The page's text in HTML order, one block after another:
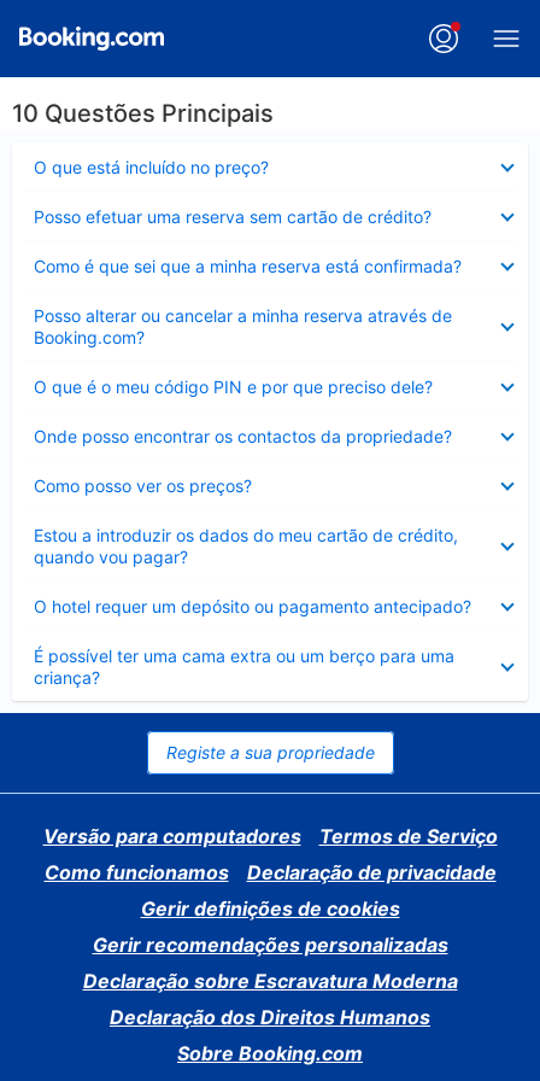
10 Questões Principais
O que está incluído no preço?
fechado
Posso efetuar uma reserva sem cartão de crédito?
fechado
Como é que sei que a minha reserva está confirmada?
fechado
Posso alterar ou cancelar a minha reserva através de
Booking.com?
fechado
O que é o meu código PIN e por que preciso dele?
fechado
Onde posso encontrar os contactos da propriedade?
fechado
Como posso ver os preços?
fechado
Estou a introduzir os dados do meu cartão de crédito,
quando vou pagar?
fechado
O hotel requer um depósito ou pagamento antecipado?
fechado
É possível ter uma cama extra ou um berço para uma
criança?
Elemento
fechado
Registe a sua propriedade
Versão para computadores
Termos de Serviço
Como funcionamos
Declaração de privacidade
Gerir definições de cookies
Gerir recomendações personalizadas
Declaração sobre Escravatura Moderna
Declaração dos Direitos Humanos
Sobre Booking.com